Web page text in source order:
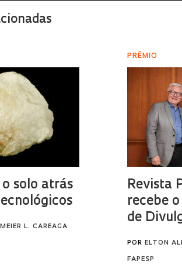
solo atrás
L. CAREAGA
PRÊMIO
Revista
recebe o
de
PORELTON
FAPESP